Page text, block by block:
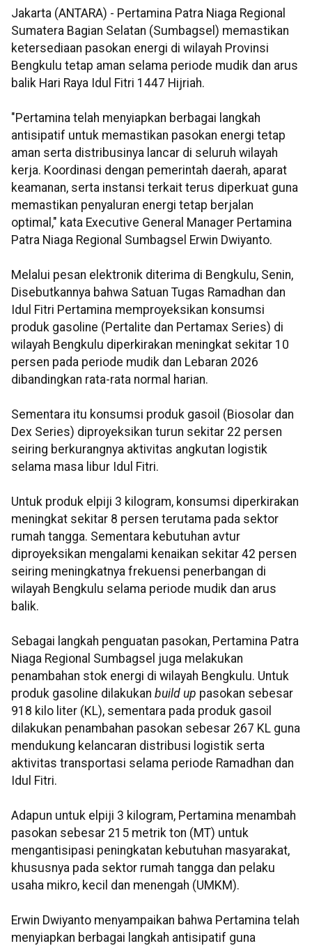
Jakarta (ANTARA) - Pertamina Patra Niaga Regional
Sumatera Bagian Selatan (Sumbagsel) memastikan
ketersediaan pasokan energi di wilayah Provinsi
Bengkulu tetap aman selama periode mudik dan arus
balik Hari Raya Idul Fitri 1447 Hijriah.
"Pertamina telah menyiapkan berbagai langkah
antisipatif untuk memastikan pasokan energi tetap
aman serta distribusinya lancar di seluruh wilayah
kerja. Koordinasi dengan pemerintah daerah, aparat
keamanan, serta instansi terkait terus diperkuat guna
memastikan penyaluran energi tetap berjalan
optimal," kata Executive General Manager Pertamina
Patra Niaga Regional Sumbagsel Erwin Dwiyanto.
Melalui pesan elektronik diterima di Bengkulu, Senin,
Disebutkannya bahwa Satuan Tugas Ramadhan dan
Idul Fitri Pertamina memproyeksikan konsumsi
produk gasoline (Pertalite dan Pertamax Series) di
wilayah Bengkulu diperkirakan meningkat sekitar 10
persen pada periode mudik dan Lebaran 2026
dibandingkan rata-rata normal harian.
Sementara itu konsumsi produk gasoil (Biosolar dan
Dex Series) diproyeksikan turun sekitar 22 persen
seiring berkurangnya aktivitas angkutan logistik
selama masa libur Idul Fitri.
Untuk produk elpiji 3 kilogram, konsumsi diperkirakan
meningkat sekitar 8 persen terutama pada sektor
rumah tangga. Sementara kebutuhan avtur
diproyeksikan mengalami kenaikan sekitar 42 persen
seiring meningkatnya frekuensi penerbangan di
wilayah Bengkulu selama periode mudik dan arus
balik.
Sebagai langkah penguatan pasokan, Pertamina Patra
Niaga Regional Sumbagsel juga melakukan
penambahan stok energi di wilayah Bengkulu. Untuk
produk gasoline dilakukan build up pasokan sebesar
918 kilo liter (KL), sementara pada produk gasoil
dilakukan penambahan pasokan sebesar 267 KL guna
mendukung kelancaran distribusi logistik serta
aktivitas transportasi selama periode Ramadhan dan
Idul Fitri.
Adapun untuk elpiji 3 kilogram, Pertamina menambah
pasokan sebesar 215 metrik ton (MT) untuk
mengantisipasi peningkatan kebutuhan masyarakat,
khususnya pada sektor rumah tangga dan pelaku
usaha mikro, kecil dan menengah (UMKM).
Erwin Dwiyanto menyampaikan bahwa Pertamina telah
menyiapkan berbagai langkah antisipatif guna